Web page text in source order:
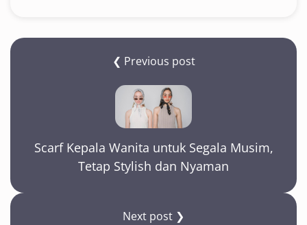
❮ Previous post
Scarf Kepala Wanita untuk Segala Musim,
Tetap Stylish dan Nyaman
Next post ❯